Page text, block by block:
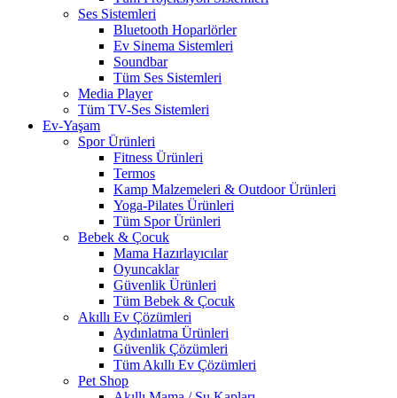
Ses Sistemleri
Bluetooth Hoparlörler
Ev Sinema Sistemleri
Soundbar
Tüm Ses Sistemleri
Media Player
Tüm TV-Ses Sistemleri
Ev-Yaşam
Spor Ürünleri
Fitness Ürünleri
Termos
Kamp Malzemeleri & Outdoor Ürünleri
Yoga-Pilates Ürünleri
Tüm Spor Ürünleri
Bebek & Çocuk
Mama Hazırlayıcılar
Oyuncaklar
Güvenlik Ürünleri
Tüm Bebek & Çocuk
Akıllı Ev Çözümleri
Aydınlatma Ürünleri
Güvenlik Çözümleri
Tüm Akıllı Ev Çözümleri
Pet Shop